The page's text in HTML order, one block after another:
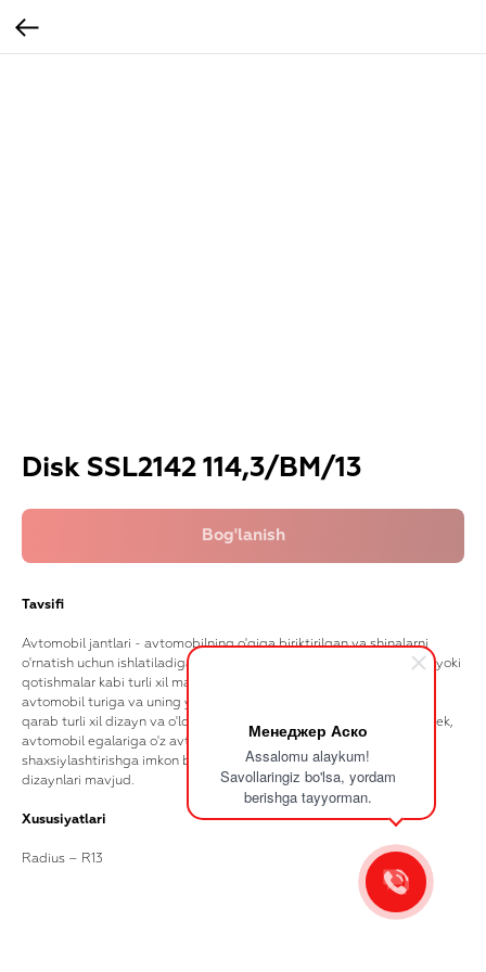
Менеджер Аско
Assalomu alaykum!
Savollaringiz bo'lsa, yordam
berishga tayyorman.
Disk SSL2142 114,3/BM/13
Tavsifi
Avtomobil jantlari - avtomobilning o'qiga biriktirilgan va shinalarni
o'rnatish uchun ishlatiladigan g'ildirak jantlari. Ular po'lat, alyuminiy yoki
qotishmalar kabi turli xil materiallardan tayyorlanadi. G'ildiraklar
avtomobil turiga va uning yo'l sharoitlariga qo'yiladigan talablariga
qarab turli xil dizayn va o'lchamlarga ega bo'lishi mumkin. Shuningdek,
avtomobil egalariga o'z avtomobilining tashqi ko'rinishini
shaxsiylashtirishga imkon beruvchi turli xil g'ildirak uslublari va
dizaynlari mavjud.
Xususiyatlari
Radius – R13